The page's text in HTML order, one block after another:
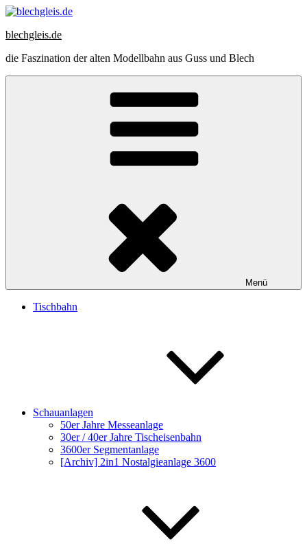
Zum
springen
blechgleis.de
die Faszination der alten Modellbahn aus Guss und Blech
Menü
Tischbahn
Schauanlagen
50er Jahre Messeanlage
30er / 40er Jahre Tischeisenbahn
3600er Segmentanlage
[Archiv] 2in1 Nostalgieanlage 3600